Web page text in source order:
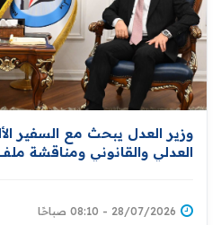
وزير العدل يبحث مع السفير
العدلي والقانوني ومناقشة
28/07/2026 - 08:10 صباحًا